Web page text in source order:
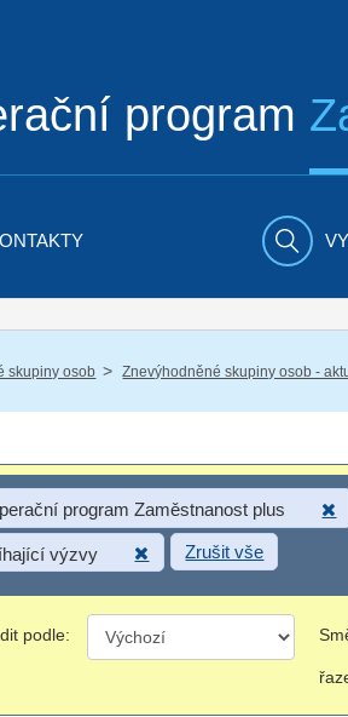
program
skupiny osob / Znevýhodněné skupiny osob -
program Zaměstnanost plus
výzvy Zrušit vše
podle: